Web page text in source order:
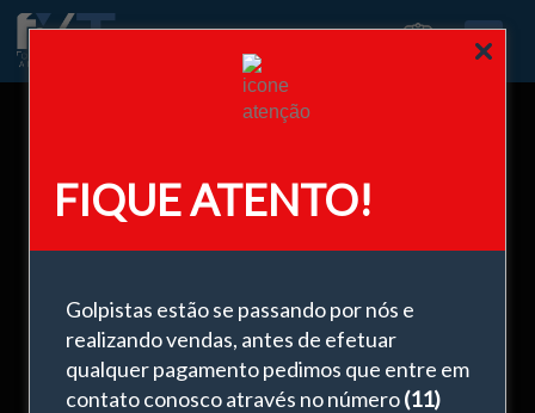
FIQUE ATENTO!
Golpistas estão se passando por nós e
realizando vendas, antes de efetuar
qualquer pagamento pedimos que entre em
contato conosco através no número(11)
0
Utilizar ferragens de fabricação
diferentes pode prejudicar minha
instalação?
fevereiro 3, 2025